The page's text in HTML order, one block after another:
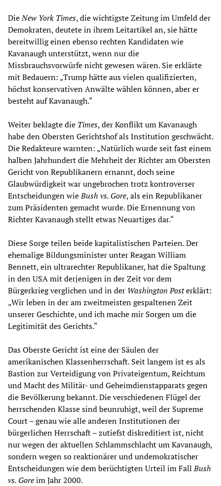
DieNew York Times, die wichtigste Zeitung im Umfeld der
Demokraten, deutete in ihrem Leitartikel an, sie hätte
bereitwillig einen ebenso rechten Kandidaten wie
Kavanaugh unterstützt, wenn nur die
Missbrauchsvorwürfe nicht gewesen wären. Sie erklärte
mit Bedauern: „Trump hätte aus vielen qualifizierten,
höchst konservativen Anwälte wählen können, aber er
besteht auf Kavanaugh.“
Weiter beklagte die Times, der Konflikt um Kavanaugh
habe den Obersten Gerichtshof als Institution geschwächt.
Die Redakteure warnten: „Natürlich wurde seit fast einem
halben Jahrhundert die Mehrheit der Richter am Obersten
Gericht von Republikanern ernannt, doch seine
Glaubwürdigkeit war ungebrochen trotz kontroverser
Entscheidungen wieBush vs. Gore, als ein Republikaner
zum Präsidenten gemacht wurde. Die Ernennung von
Richter Kavanaugh stellt etwas Neuartiges dar.“
Diese Sorge teilen beide kapitalistischen Parteien. Der
ehemalige Bildungsminister unter Reagan William
Bennett, ein ultrarechter Republikaner, hat die Spaltung
in den USA mit derjenigen in der Zeit vor dem
Bürgerkrieg verglichen und in der Washington Posterklärt:
„Wir leben in der am zweitmeisten gespaltenen Zeit
unserer Geschichte, und ich mache mir Sorgen um die
Legitimität des Gerichts.“
Das Oberste Gericht ist eine der Säulen der
amerikanischen Klassenherrschaft. Seit langem ist es als
Bastion zur Verteidigung von Privateigentum, Reichtum
und Macht des Militär- und Geheimdienstapparats gegen
die Bevölkerung bekannt. Die verschiedenen Flügel der
herrschenden Klasse sind beunruhigt, weil der Supreme
Court – genau wie alle anderen Institutionen der
bürgerlichen Herrschaft – zutiefst diskreditiert ist, nicht
nur wegen der aktuellen Schlammschlacht um Kavanaugh,
sondern wegen so reaktionärer und undemokratischer
Entscheidungen wie dem berüchtigten Urteil im FallBush
vs. Goreim Jahr 2000.